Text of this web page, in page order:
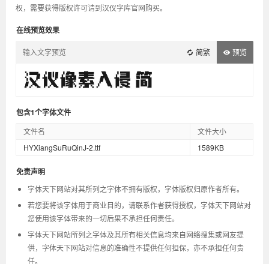
权，需要获得版权许可请到汉仪字库官网购买。
在线预览效果
简繁 预览
包含1个字体文件
文件名
文件大小
HYXiangSuRuQinJ-2.ttf
1589KB
免责声明
字体天下网站对其所列之字体不拥有版权，字体版权归原作者所有。
若您要将该字体用于商业目的，请联系作者获得授权，字体天下网站对
您使用该字体带来的一切后果不承担任何责任。
字体天下网站所列之字体及其所有相关信息均来自网络搜集或网友提
供，字体天下网站对信息的准确性不提供任何担保，亦不承担任何责
任。